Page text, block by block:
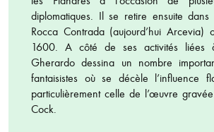
diplomatiques. Il se retire ensuite
Rocca Contrada (aujourd’hui
1600. A côté de ses activités liées
Gherardo dessina un nombre
fantaisistes où se décèle l’influence
particulièrement celle de l’œuvre
Cock.